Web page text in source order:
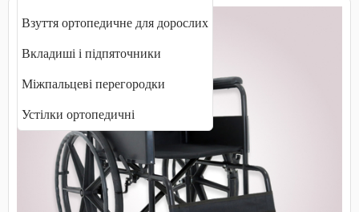
Взуття ортопедичне для дорослих
Вкладиші і підпяточники
Міжпальцеві перегородки
Устілки ортопедичні